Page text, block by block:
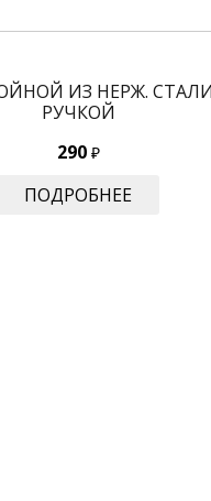
ИЗ НЕРЖ. СТАЛИ
РУЧКОЙ
290 ₽
ПОДРОБНЕЕ